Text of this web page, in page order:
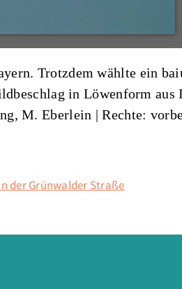
Trotzdem wählte ein
in Löwenform aus
M. Eberlein | Rechte:
der Grünwalder Straße